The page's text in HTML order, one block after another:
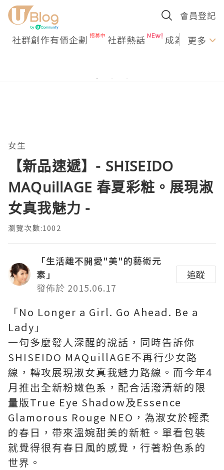
會員登記
社群創作有價企劃 社群熱話 成為U更多
女生
【新品速遞】- SHISEIDO
MAQuillAGE 春夏彩粧。展現淑
女真我魅力 -
瀏覽次數:1002
「生活離不開愛"美"的藝術元
素」
發佈於 2015.06.17
追蹤
「No Longer a Girl. Go Ahead. Be a
Lady」
一句多麼發人深醒的說話，同時告訴你
SHISEIDO MAQuillAGE不再行少女路
線，轉攻展現淑女真我魅力路線。而今年4
月推出全新粉嫩色系，配合活潑清新的限
量版True Eye Shadow及Essence
Glamorous Rouge NEO，為淑女於輕柔
的春日，帶來溫婉甜美的新粧。單看包裝
就覺得很有春日風的感覺，行著粉色系的
世界。